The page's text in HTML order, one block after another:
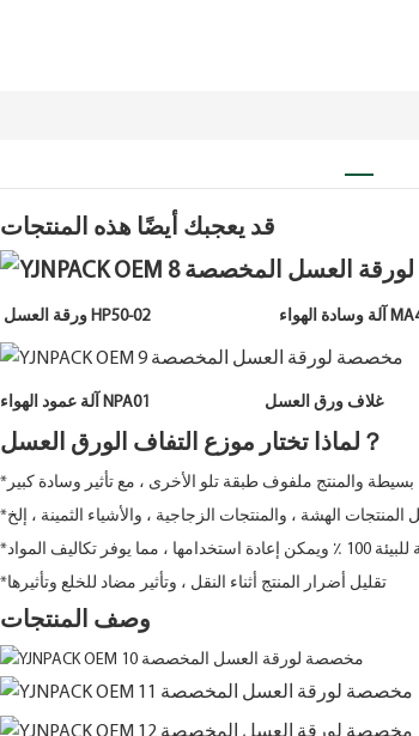
قد يعجبك أيضًا هذه المنتجات
لماذا تختار موزع التفاف الورق العسل？
بسيطة والمنتج ملفوف طبقة تلو الأخرى ، مع تأثير وسادة كبير
، مما يوفر تكاليف المواد
*تقليل أضرار المنتج أثناء النقل ، وتأثير مضاد للخلع وتأثيرها